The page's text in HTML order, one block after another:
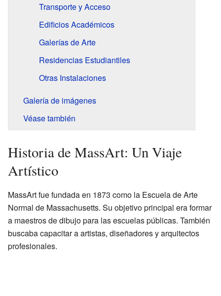
Transporte y Acceso
Edificios Académicos
Galerías de Arte
Residencias Estudiantiles
Otras Instalaciones
Galería de imágenes
Véase también
Historia de MassArt: Un Viaje
Artístico
MassArt fue fundada en 1873 como la Escuela de Arte
Normal de Massachusetts. Su objetivo principal era formar
a maestros de dibujo para las escuelas públicas. También
buscaba capacitar a artistas, diseñadores y arquitectos
profesionales.